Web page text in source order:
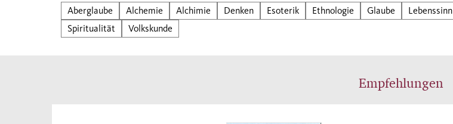
Aberglaube Alchemie Alchimie Denken Esoterik Ethnologie Glaube Lebenssinn
Spiritualität
Volkskunde
Empfehlungen